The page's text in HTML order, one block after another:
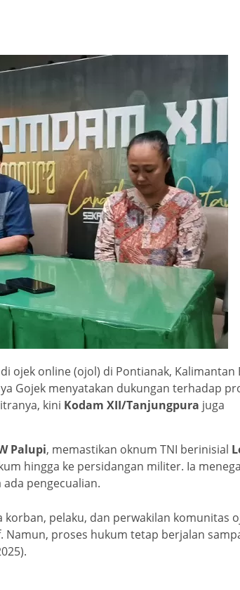
ojek online (ojol) di Pontianak, Kalimantan
Gojek menyatakan dukungan terhadap
kini Kodam XII/Tanjungpura juga
Palupi, memastikan oknum TNI berinisial
hingga ke persidangan militer. Ia
pengecualian.
pelaku, dan perwakilan komunitas
proses hukum tetap berjalan